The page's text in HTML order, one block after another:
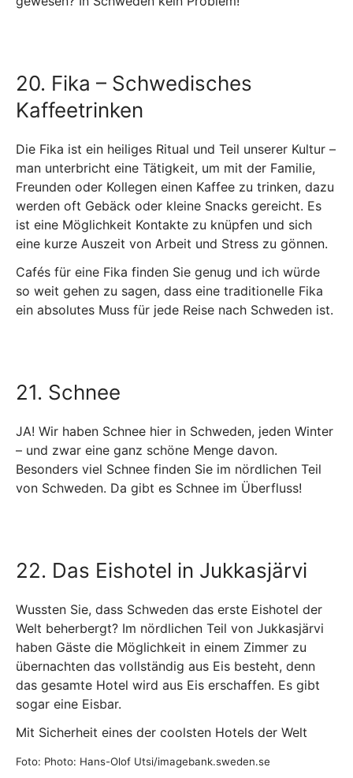
20. Fika – Schwedisches
Kaffeetrinken
Die Fika ist ein heiliges Ritual und Teil unserer Kultur –
man unterbricht eine Tätigkeit, um mit der Familie,
Freunden oder Kollegen einen Kaffee zu trinken, dazu
werden oft Gebäck oder kleine Snacks gereicht. Es
ist eine Möglichkeit Kontakte zu knüpfen und sich
eine kurze Auszeit von Arbeit und Stress zu gönnen.
Cafés für eine Fika finden Sie genug und ich würde
so weit gehen zu sagen, dass eine traditionelle Fika
ein absolutes Muss für jede Reise nach Schweden ist.
21. Schnee
JA! Wir haben Schnee hier in Schweden, jeden Winter
– und zwar eine ganz schöne Menge davon.
Besonders viel Schnee finden Sie im nördlichen Teil
von Schweden. Da gibt es Schnee im Überfluss!
22. Das Eishotel in Jukkasjärvi
Wussten Sie, dass Schweden das erste Eishotel der
Welt beherbergt? Im nördlichen Teil von Jukkasjärvi
haben Gäste die Möglichkeit in einem Zimmer zu
übernachten das vollständig aus Eis besteht, denn
das gesamte Hotel wird aus Eis erschaffen. Es gibt
sogar eine Eisbar.
Mit Sicherheit eines der coolsten Hotels der Welt
Foto: Photo: Hans-Olof Utsi/imagebank.sweden.se